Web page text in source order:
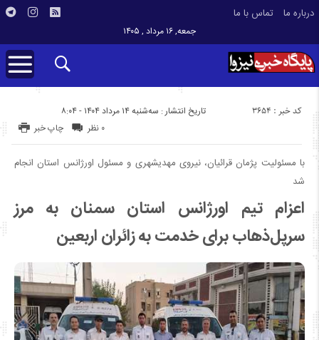
درباره ما تماس با ما
جمعه, ۱۶ مرداد , ۱۴۰۵
تاریخ انتشار : سه‌شنبه ۱۴ مرداد ۱۴۰۴ - ۸:۰۴ کد خبر : 3654
چاپ خبر ۰ نظر
با مسئولیت پژمان قرائیان، نیروی مهدیشهری و مسئول اورژانس استان انجام
شد
اعزام تیم اورژانس استان سمنان به مرز
سرپل‌ذهاب برای خدمت به زائران اربعین